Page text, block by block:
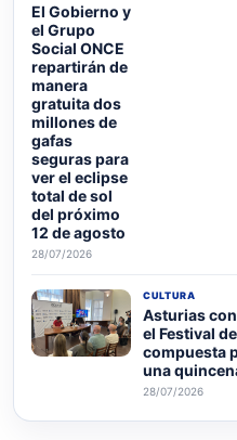
El Gobierno y
el Grupo
Social ONCE
repartirán de
manera
gratuita dos
millones de
gafas
seguras para
ver el eclipse
total de sol
del próximo
12 de agosto
28/07/2026
CULTURA
Asturias
el Festival
compuesta
una
28/07/2026